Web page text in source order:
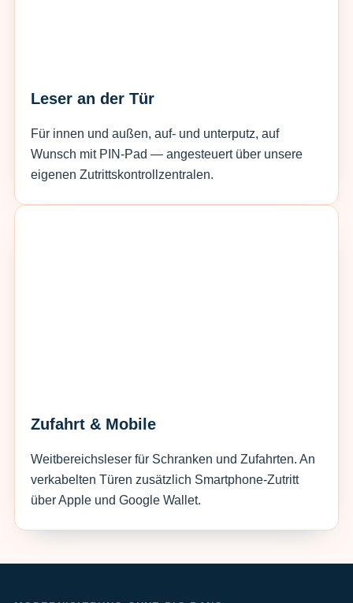
Leser an der Tür
Für innen und außen, auf- und unterputz, auf
Wunsch mit PIN-Pad — angesteuert über unsere
eigenen Zutrittskontrollzentralen.
Zufahrt & Mobile
Weitbereichsleser für Schranken und Zufahrten. An
verkabelten Türen zusätzlich Smartphone-Zutritt
über Apple und Google Wallet.